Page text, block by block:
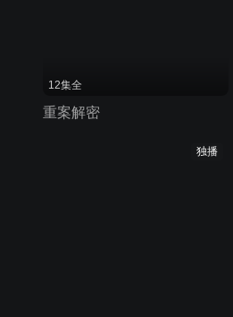
12集全
重案解密
独播